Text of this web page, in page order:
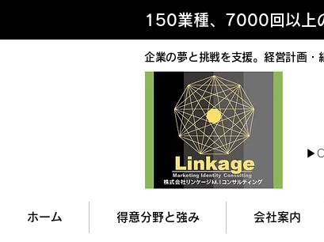
150業種、7000回以上
企業の夢と挑戦を支援。経営計画
ホーム 得意分野と強み 会社案内